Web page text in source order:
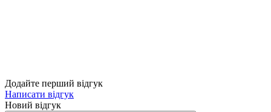
Додайте перший відгук
Написати відгук
Новий відгук